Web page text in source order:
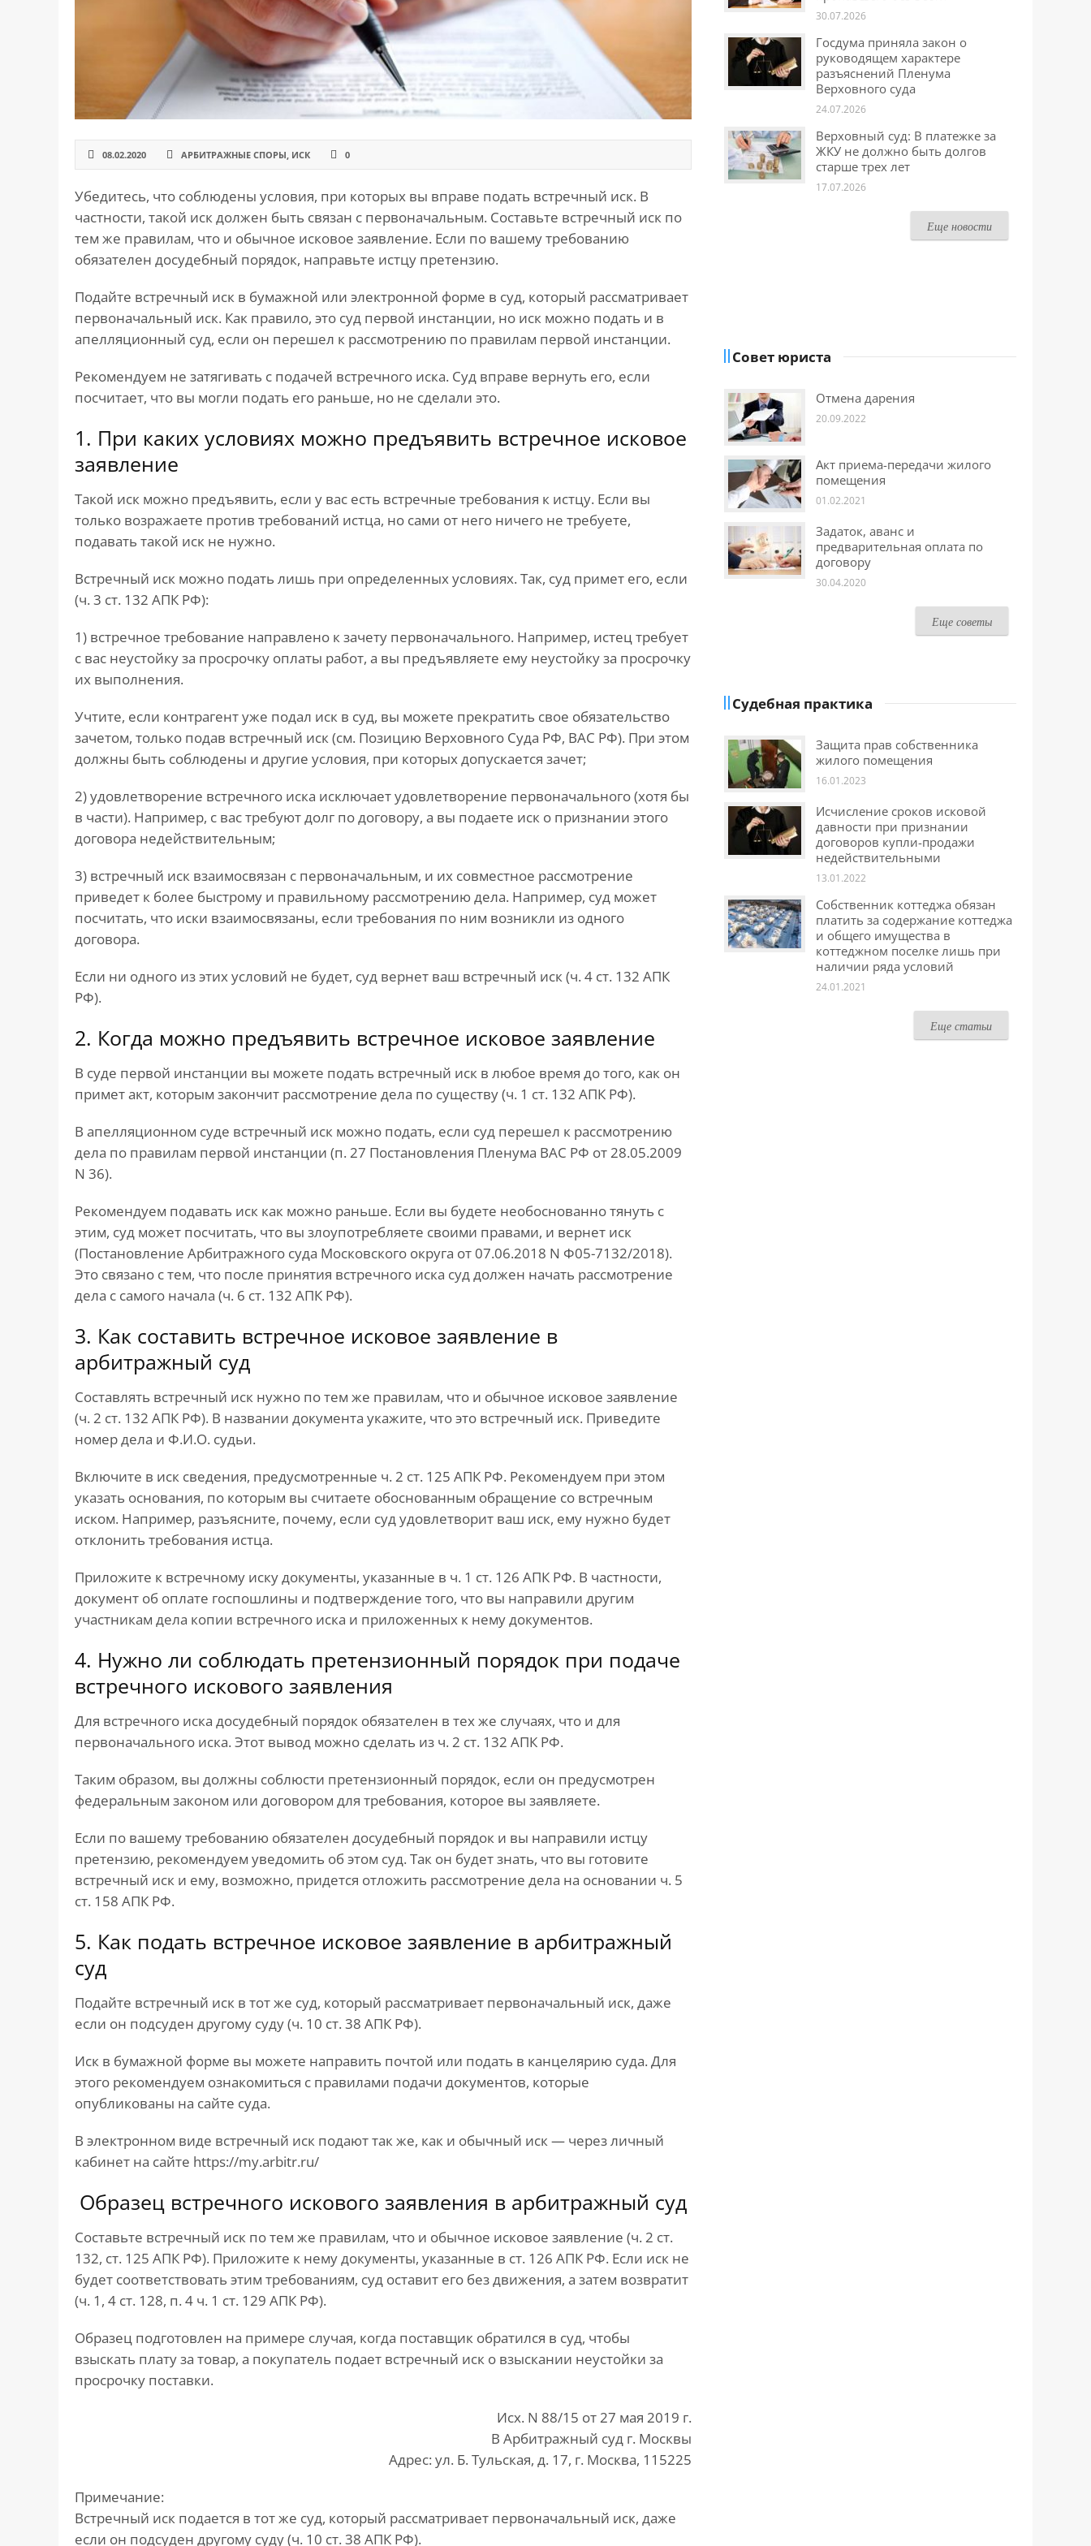
г. Москва, ст. м. «Марксистская», ул.
Марксистская, д. 3, стр. 1
kmsud@yandex.ru
+7 (495) 642-27-02
+7 (936) 281-45-11
+7 (901) 511-80-52
08.02.2020 АРБИТРАЖНЫЕ СПОРЫ, ИСК 0
Убедитесь, что соблюдены условия, при которых вы вправе подать встречный иск. В
частности, такой иск должен быть связан с первоначальным. Составьте встречный иск по
тем же правилам, что и обычное исковое заявление. Если по вашему требованию
обязателен досудебный порядок, направьте истцу претензию.
Подайте встречный иск в бумажной или электронной форме в суд, который рассматривает
первоначальный иск. Как правило, это суд первой инстанции, но иск можно подать и в
апелляционный суд, если он перешел к рассмотрению по правилам первой инстанции.
Рекомендуем не затягивать с подачей встречного иска. Суд вправе вернуть его, если
посчитает, что вы могли подать его раньше, но не сделали это.
1. При каких условиях можно предъявить встречное исковое
заявление
Такой иск можно предъявить, если у вас есть встречные требования к истцу. Если вы
только возражаете против требований истца, но сами от него ничего не требуете,
подавать такой иск не нужно.
Встречный иск можно подать лишь при определенных условиях. Так, суд примет его, если
(ч. 3 ст. 132 АПК РФ):
1) встречное требование направлено к зачету первоначального. Например, истец требует
с вас неустойку за просрочку оплаты работ, а вы предъявляете ему неустойку за просрочку
их выполнения.
Учтите, если контрагент уже подал иск в суд, вы можете прекратить свое обязательство
зачетом, только подав встречный иск (см. Позицию Верховного Суда РФ, ВАС РФ). При этом
должны быть соблюдены и другие условия, при которых допускается зачет;
2) удовлетворение встречного иска исключает удовлетворение первоначального (хотя бы
в части). Например, с вас требуют долг по договору, а вы подаете иск о признании этого
договора недействительным;
3) встречный иск взаимосвязан с первоначальным, и их совместное рассмотрение
приведет к более быстрому и правильному рассмотрению дела. Например, суд может
посчитать, что иски взаимосвязаны, если требования по ним возникли из одного
договора.
Если ни одного из этих условий не будет, суд вернет ваш встречный иск (ч. 4 ст. 132 АПК
РФ).
2. Когда можно предъявить встречное исковое заявление
В суде первой инстанции вы можете подать встречный иск в любое время до того, как он
примет акт, которым закончит рассмотрение дела по существу (ч. 1 ст. 132 АПК РФ).
В апелляционном суде встречный иск можно подать, если суд перешел к рассмотрению
дела по правилам первой инстанции (п. 27 Постановления Пленума ВАС РФ от 28.05.2009
N 36).
Рекомендуем подавать иск как можно раньше. Если вы будете необоснованно тянуть с
этим, суд может посчитать, что вы злоупотребляете своими правами, и вернет иск
(Постановление Арбитражного суда Московского округа от 07.06.2018 N Ф05-7132/2018).
Это связано с тем, что после принятия встречного иска суд должен начать рассмотрение
дела с самого начала (ч. 6 ст. 132 АПК РФ).
3. Как составить встречное исковое заявление в
арбитражный суд
Составлять встречный иск нужно по тем же правилам, что и обычное исковое заявление
(ч. 2 ст. 132 АПК РФ). В названии документа укажите, что это встречный иск. Приведите
номер дела и Ф.И.О. судьи.
Включите в иск сведения, предусмотренные ч. 2 ст. 125 АПК РФ. Рекомендуем при этом
указать основания, по которым вы считаете обоснованным обращение со встречным
иском. Например, разъясните, почему, если суд удовлетворит ваш иск, ему нужно будет
отклонить требования истца.
Приложите к встречному иску документы, указанные в ч. 1 ст. 126 АПК РФ. В частности,
документ об оплате госпошлины и подтверждение того, что вы направили другим
участникам дела копии встречного иска и приложенных к нему документов.
4. Нужно ли соблюдать претензионный порядок при подаче
встречного искового заявления
Для встречного иска досудебный порядок обязателен в тех же случаях, что и для
первоначального иска. Этот вывод можно сделать из ч. 2 ст. 132 АПК РФ.
Таким образом, вы должны соблюсти претензионный порядок, если он предусмотрен
федеральным законом или договором для требования, которое вы заявляете.
Если по вашему требованию обязателен досудебный порядок и вы направили истцу
претензию, рекомендуем уведомить об этом суд. Так он будет знать, что вы готовите
встречный иск и ему, возможно, придется отложить рассмотрение дела на основании ч. 5
ст. 158 АПК РФ.
5. Как подать встречное исковое заявление в арбитражный
суд
Подайте встречный иск в тот же суд, который рассматривает первоначальный иск, даже
если он подсуден другому суду (ч. 10 ст. 38 АПК РФ).
Иск в бумажной форме вы можете направить почтой или подать в канцелярию суда. Для
этого рекомендуем ознакомиться с правилами подачи документов, которые
опубликованы на сайте суда.
В электронном виде встречный иск подают так же, как и обычный иск — через личный
кабинет на сайте https://my.arbitr.ru/
Образец встречного искового заявления в арбитражный суд
Составьте встречный иск по тем же правилам, что и обычное исковое заявление (ч. 2 ст.
132, ст. 125 АПК РФ). Приложите к нему документы, указанные в ст. 126 АПК РФ. Если иск не
будет соответствовать этим требованиям, суд оставит его без движения, а затем возвратит
(ч. 1, 4 ст. 128, п. 4 ч. 1 ст. 129 АПК РФ).
Образец подготовлен на примере случая, когда поставщик обратился в суд, чтобы
взыскать плату за товар, а покупатель подает встречный иск о взыскании неустойки за
просрочку поставки.
Исх. N 88/15 от 27 мая 2019 г.
В Арбитражный суд г. Москвы
Адрес: ул. Б. Тульская, д. 17, г. Москва, 115225
Примечание:
Встречный иск подается в тот же суд, который рассматривает первоначальный иск, даже
если он подсуден другому суду (ч. 10 ст. 38 АПК РФ).
30.07.2026
Госдума приняла закон о
руководящем характере
разъяснений Пленума
Верховного суда
24.07.2026
Верховный суд: В платежке за
ЖКУ не должно быть долгов
старше трех лет
17.07.2026
Еще новости
Совет юриста
Отмена дарения
20.09.2022
Акт приема-передачи жилого
помещения
01.02.2021
Задаток, аванс и
предварительная оплата по
договору
30.04.2020
Еще советы
Судебная практика
Защита прав собственника
жилого помещения
16.01.2023
Исчисление сроков исковой
давности при признании
договоров купли-продажи
недействительными
13.01.2022
Собственник коттеджа обязан
платить за содержание коттеджа
и общего имущества в
коттеджном поселке лишь при
наличии ряда условий
24.01.2021
Еще статьи